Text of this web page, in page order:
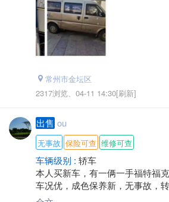
常州市金坛区
2317浏览、 04-11 14:30[刷新]
出售 ou
无事故 保险可查 维修可查
车辆级别 : 轿车
本人买新车，有一俩一手福特福
车况优，成色保养新，无事故，
驾乘险齐全